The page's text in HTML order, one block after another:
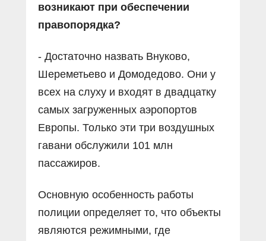
возникают при обеспечении
правопорядка?
- Достаточно назвать Внуково,
Шереметьево и Домодедово. Они у
всех на слуху и входят в двадцатку
самых загруженных аэропортов
Европы. Только эти три воздушных
гавани обслужили 101 млн
пассажиров.
Основную особенность работы
полиции определяет то, что объекты
являются режимными, где